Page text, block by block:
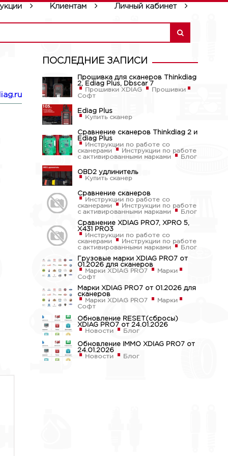
Клиентам Личный кабинет
ПОСЛЕДНИЕ ЗАПИСИ
Прошивка для сканеров Thinkdiag
2, Ediag Plus, Dbscar 7
Прошивки XDIAG
Прошивки
Софт
Ediag Plus
Купить сканер
Сравнение сканеров Thinkdiag 2 и
Ediag Plus
Инструкции по работе со
сканерами
Инструкции по работе
с активированными марками
Блог
OBD2 удлинитель
Купить сканер
Сравнение сканеров
Инструкции по работе со
сканерами
Инструкции по работе
с активированными марками
Блог
Сравнение XDIAG PRO7, XPRO 5,
X431 PRO3
Инструкции по работе со
сканерами
Инструкции по работе
с активированными марками
Блог
Грузовые марки XDIAG PRO7 от
01.2026 для сканеров
Марки XDIAG PRO7
Марки
Софт
Марки XDIAG PRO7 от 01.2026 для
сканеров
Марки XDIAG PRO7
Марки
Софт
Обновление RESET(сбросы)
XDIAG PRO7 от 24.01.2026
Новости
Блог
Обновление IMMO XDIAG PRO7 от
24.01.2026
Новости
Блог